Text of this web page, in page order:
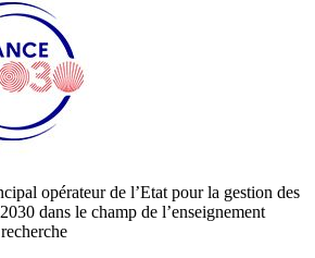
opérateur de l’Etat pour la gestion des
dans le champ de l’enseignement